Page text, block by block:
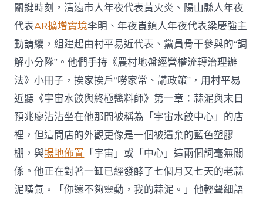
關鍵時刻，清遠市人年夜代表黃火炎、陽山縣人年夜
代表AR擴增實境李明、年夜崀鎮人年夜代表梁慶強主
動請纓，組建起由村平易近代表、黨員骨干參與的“調
解小分隊”。他們手持《農村地盤經營權流轉治理辦
法》小冊子，挨家挨戶“嘮家常、講政策”，用村平易
近聽《宇宙水餃與終極醬料師》第一章：蒜泥與末日
預兆廖沾沾坐在他那間被稱為「宇宙水餃中心」的店
裡，但這間店的外觀更像是一個被遺棄的藍色塑膠
棚，與場地佈置 「宇宙」或「中心」這兩個詞毫無關
係。他正在對著一缸已經發酵了七個月又七天的老蒜
泥嘆氣。「你還不夠靈動，我的蒜泥。」他輕聲細語